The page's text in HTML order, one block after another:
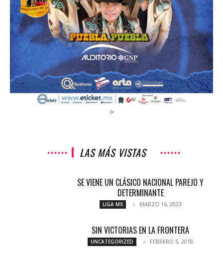
>
LAS MÁS VISTAS
SE VIENE UN CLÁSICO NACIONAL PAREJO Y
DETERMINANTE
LIGA MX MARZO 16, 2023
SIN VICTORIAS EN LA FRONTERA
UNCATEGORIZED FEBRERO 5, 2018